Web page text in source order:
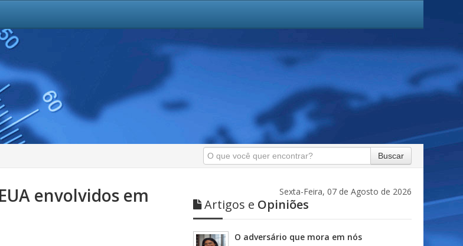
Buscar
envolvidos em
Sexta-Feira, 07 de Agosto de 2026
Artigos e Opiniões
O adversário que mora em nós